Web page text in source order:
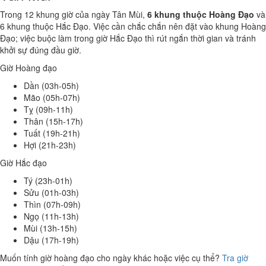
Trong 12 khung giờ của ngày Tân Mùi, 6 khung thuộc Hoàng Đạo và
6 khung thuộc Hắc Đạo. Việc cần chắc chắn nên đặt vào khung Hoàng
Đạo; việc buộc làm trong giờ Hắc Đạo thì rút ngắn thời gian và tránh
khởi sự đúng đầu giờ.
Giờ Hoàng đạo
Dần (03h-05h)
Mão (05h-07h)
Tỵ (09h-11h)
Thân (15h-17h)
Tuất (19h-21h)
Hợi (21h-23h)
Giờ Hắc đạo
Tý (23h-01h)
Sửu (01h-03h)
Thìn (07h-09h)
Ngọ (11h-13h)
Mùi (13h-15h)
Dậu (17h-19h)
Muốn tính giờ hoàng đạo cho ngày khác hoặc việc cụ thể? Tra giờ